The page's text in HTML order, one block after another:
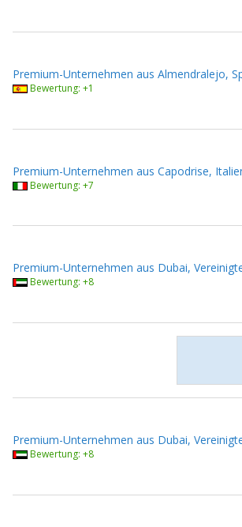
Premium-Unternehmen aus Almendralejo,
Bewertung: +1
Premium-Unternehmen aus Capodrise,
Bewertung: +7
Premium-Unternehmen aus Dubai,
Bewertung: +8
Premium-Unternehmen aus Dubai,
Bewertung: +8